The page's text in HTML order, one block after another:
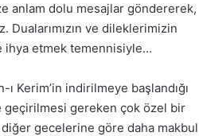
anlam dolu mesajlar göndererek,
Dualarımızın ve dileklerimizin
ihya etmek temennisiyle…
Kerim’in indirilmeye başlandığı
geçirilmesi gereken çok özel bir
diğer gecelerine göre daha makbul